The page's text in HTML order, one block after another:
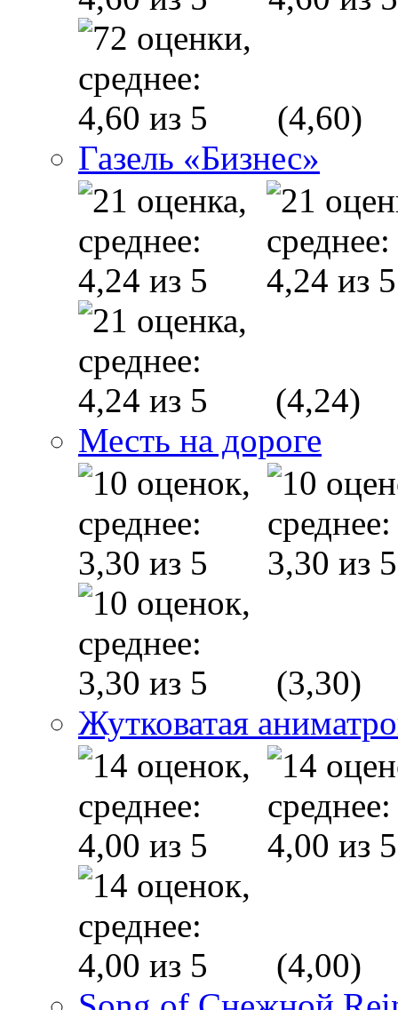
(4,60)
Газель «Бизнес»
(4,24)
Месть на дороге
(3,30)
Жутковатая
(4,00)